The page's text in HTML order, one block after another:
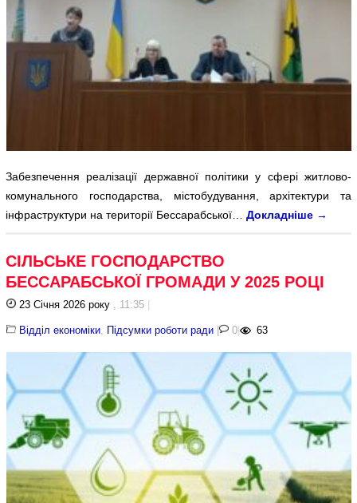
Забезпечення реалізації державної політики у сфері житлово-
комунального господарства, містобудування, архітектури та
інфраструктури на території Бессарабської…Докладніше →
СІЛЬСЬКЕ ГОСПОДАРСТВО
БЕССАРАБСЬКОЇ ГРОМАДИ У 2025 РОЦІ
23 Січня 2026 року , 11:35 |
Відділ економіки Підсумки роботи ради | 0| 63